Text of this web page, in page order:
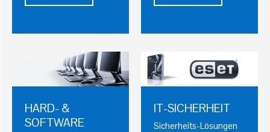
HARD- &
SOFTWARE
IT-SICHERHEIT
Sicherheits-Lösungen